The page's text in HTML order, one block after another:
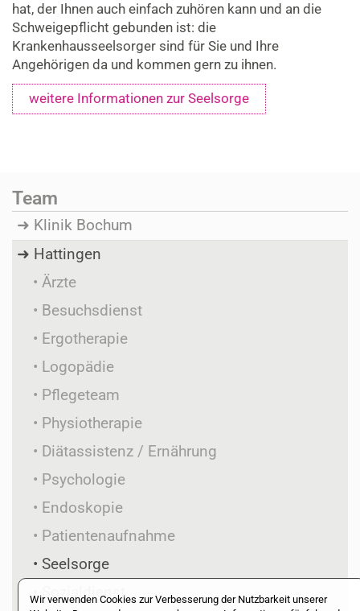
hat, der Ihnen auch einfach zuhören kann und an die
Schweigepflicht gebunden ist: die
Krankenhausseelsorger sind für Sie und Ihre
Angehörigen da und kommen gern zu ihnen.
weitere Informationen zur Seelsorge
Team
Klinik Bochum
Hattingen
Ärzte
Besuchsdienst
Ergotherapie
Logopädie
Pflegeteam
Physiotherapie
Diätassistenz / Ernährung
Psychologie
Endoskopie
Patientenaufnahme
Seelsorge
Sozialdienst
Wir verwenden Cookies zur Verbesserung der Nutzbarkeit unserer